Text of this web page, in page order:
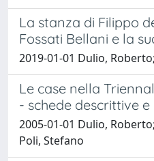
La stanza di Filippo
Fossati Bellani e la
2019-01-01 Dulio,
Le case nella
- schede descrittive
2005-01-01 Dulio,
Poli, Stefano